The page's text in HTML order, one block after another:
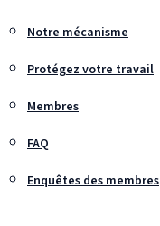
Notre mécanisme
Protégez votre travail
Membres
FAQ
Enquêtes des membres